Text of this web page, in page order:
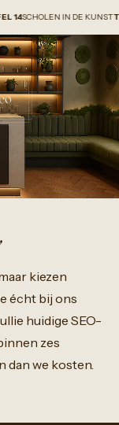
IN DE KUNSTTAFEL 15
kiezen
écht bij ons
huidige SEO-
zes
dan we kosten.